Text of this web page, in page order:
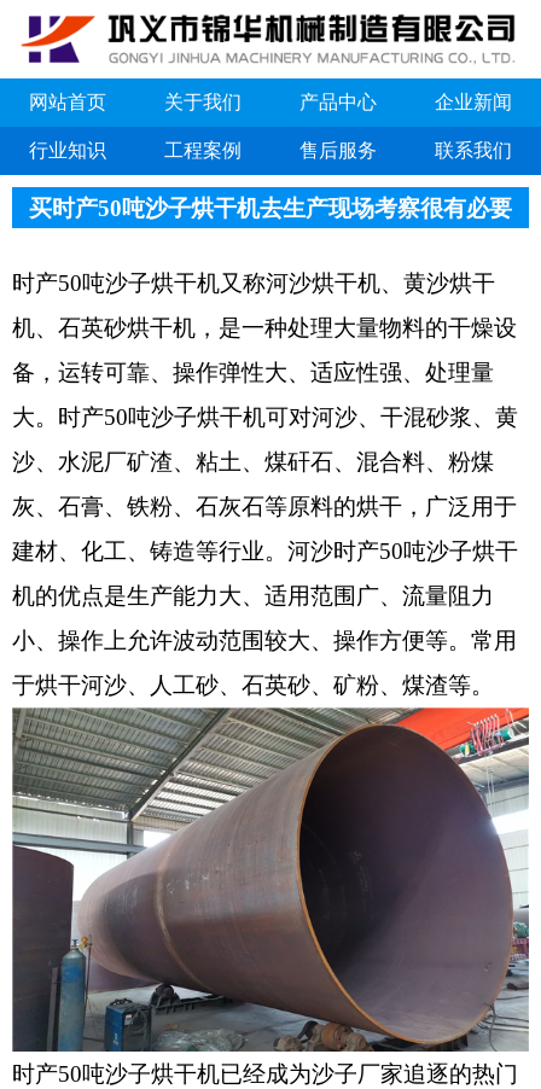
网站首页 关于我们 产品中心 企业新闻
行业知识 工程案例 售后服务 联系我们
买时产50吨沙子烘干机去生产现场考察很有必要
时产50吨沙子烘干机又称河沙烘干机、黄沙烘干
机、石英砂烘干机，是一种处理大量物料的干燥设
备，运转可靠、操作弹性大、适应性强、处理量
大。时产50吨沙子烘干机可对河沙、干混砂浆、黄
沙、水泥厂矿渣、粘土、煤矸石、混合料、粉煤
灰、石膏、铁粉、石灰石等原料的烘干，广泛用于
建材、化工、铸造等行业。河沙时产50吨沙子烘干
机的优点是生产能力大、适用范围广、流量阻力
小、操作上允许波动范围较大、操作方便等。常用
于烘干河沙、人工砂、石英砂、矿粉、煤渣等。
时产50吨沙子烘干机已经成为沙子厂家追逐的热门